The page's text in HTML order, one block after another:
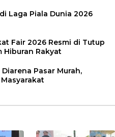
Laga Piala Dunia 2026
Fair 2026 Resmi di Tutup
Hiburan Rakyat
Pasar Murah,